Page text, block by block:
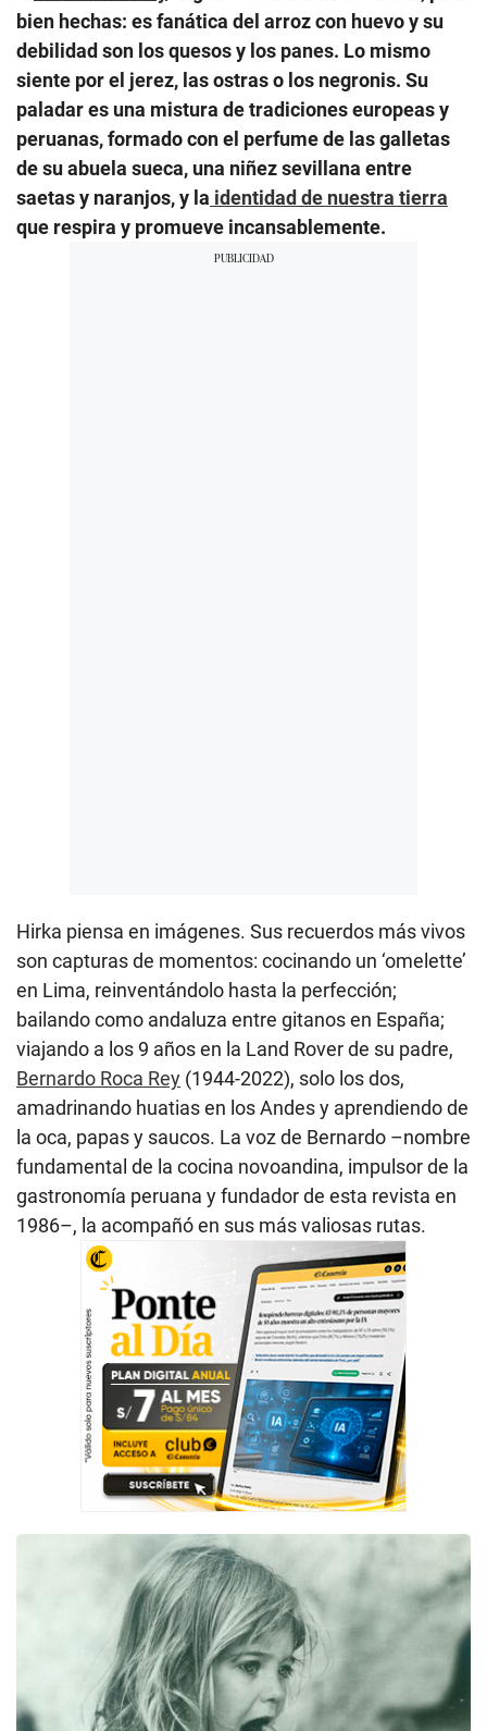
bien hechas: es fanática del arroz con huevo y su
debilidad son los quesos y los panes. Lo mismo
siente por el jerez, las ostras o los negronis. Su
paladar es una mistura de tradiciones europeas y
peruanas, formado con el perfume de las galletas
de su abuela sueca, una niñez sevillana entre
saetas y naranjos, y la identidad de nuestra tierra
que respira y promueve incansablemente.
Hirka piensa en imágenes. Sus recuerdos más vivos
son capturas de momentos: cocinando un ‘omelette’
en Lima, reinventándolo hasta la perfección;
bailando como andaluza entre gitanos en España;
viajando a los 9 años en la Land Rover de su padre,
Bernardo Roca Rey (1944-2022), solo los dos,
amadrinando huatias en los Andes y aprendiendo de
la oca, papas y saucos. La voz de Bernardo –nombre
fundamental de la cocina novoandina, impulsor de la
gastronomía peruana y fundador de esta revista en
1986–, la acompañó en sus más valiosas rutas.